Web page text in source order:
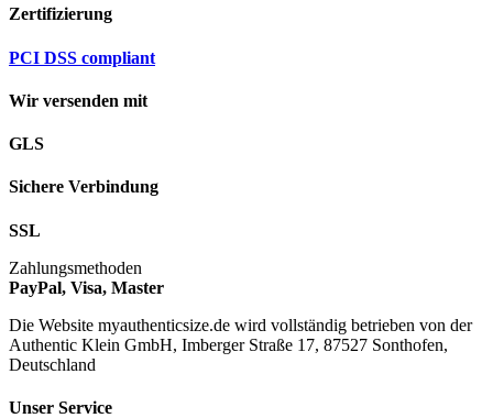
Zertifizierung
PCI DSS compliant
Wir versenden mit
GLS
Sichere Verbindung
SSL
Zahlungsmethoden
PayPal, Visa, Master
Die Website myauthenticsize.de wird vollständig betrieben von der
Authentic Klein GmbH, Imberger Straße 17, 87527 Sonthofen,
Deutschland
Unser Service